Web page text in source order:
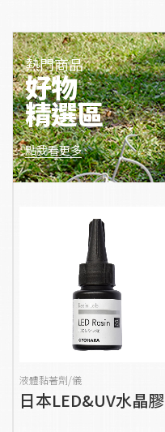
熱門商品
好物
精選區
點我看更多
貨到通知我
液體黏著劑/儀
日本LED&UV水晶膠